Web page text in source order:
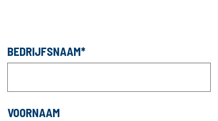
BEDRIJFSNAAM
VOORNAAM